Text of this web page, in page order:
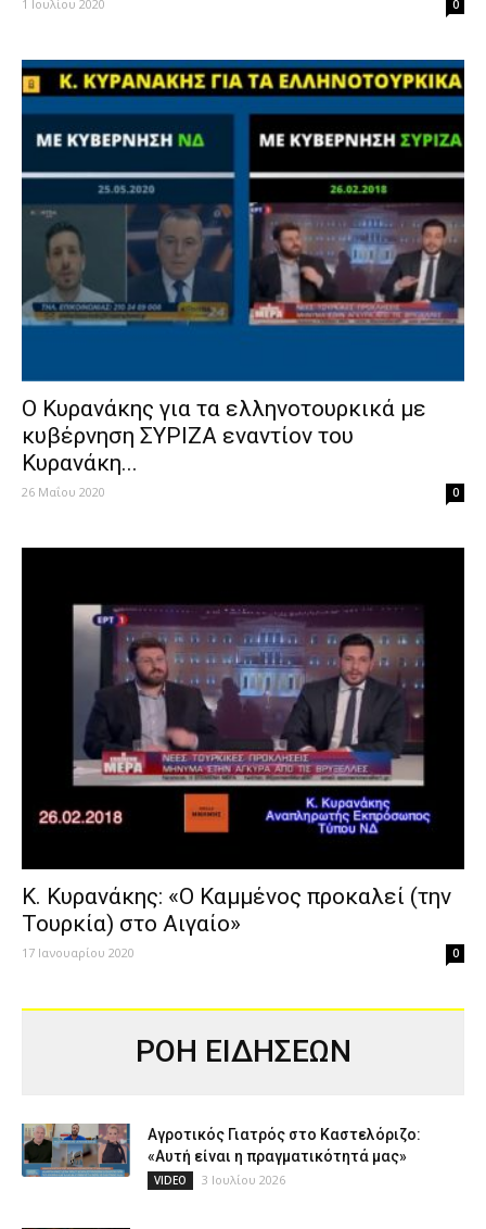
1 Ιουλίου 2020 0
Ο Κυρανάκης για τα ελληνοτουρκικά με
κυβέρνηση ΣΥΡΙΖΑ εναντίον του
Κυρανάκη...
26 Μαΐου 2020 0
Κ. Κυρανάκης: «Ο Καμμένος προκαλεί (την
Τουρκία) στο Αιγαίο»
17 Ιανουαρίου 2020 0
ΡΟΗ ΕΙΔΗΣΕΩΝ
Αγροτικός Γιατρός στο Καστελόριζο:
«Αυτή είναι η πραγματικότητά μας»
VIDEO 3 Ιουλίου 2026